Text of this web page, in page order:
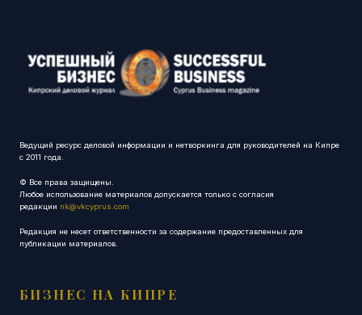
Ведущий ресурс деловой информации и нетворкинга для руководителей на Кипре
с 2011 года.
© Все права защищены.
Любое использование материалов допускается только с согласия
редакции nk@vkcyprus.com
Редакция не несет ответственности за содержание предоставленных для
публикации материалов.
БИЗНЕС НА КИПРЕ